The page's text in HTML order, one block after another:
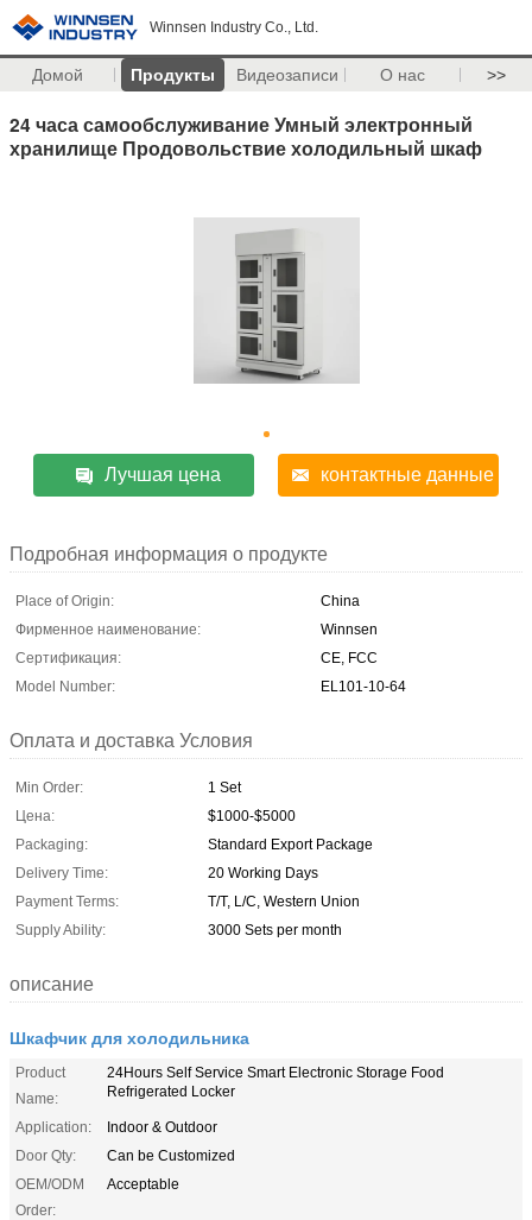
Winnsen Industry Co., Ltd.
Домой Продукты Видеозаписи О нас >>
24 часа самообслуживание Умный электронный
хранилище Продовольствие холодильный шкаф
Лучшая цена контактные данные
Подробная информация о продукте
Place of Origin:
China
Фирменное наименование:
Winnsen
Сертификация:
CE, FCC
Model Number:
EL101-10-64
Оплата и доставка Условия
Min Order:
1 Set
Цена:
$1000-$5000
Packaging:
Standard Export Package
Delivery Time:
20 Working Days
Payment Terms:
T/T, L/C, Western Union
Supply Ability:
3000 Sets per month
описание
Шкафчик для холодильника
Product
Name:
24Hours Self Service Smart Electronic Storage Food
Refrigerated Locker
Application:
Indoor & Outdoor
Door Qty:
Can be Customized
OEM/ODM
Order:
Acceptable